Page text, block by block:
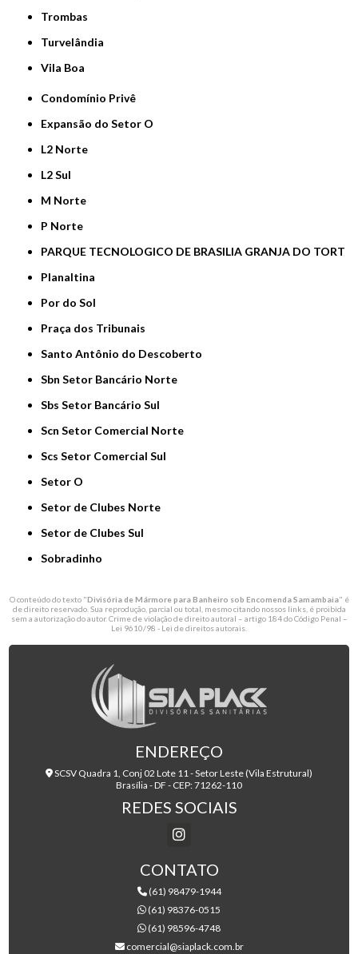
Trombas
Turvelândia
Vila Boa
Condomínio Privê
Expansão do Setor O
L2 Norte
L2 Sul
M Norte
P Norte
PARQUE TECNOLOGICO DE BRASILIA GRANJA DO TORT
Planaltina
Por do Sol
Praça dos Tribunais
Santo Antônio do Descoberto
Sbn Setor Bancário Norte
Sbs Setor Bancário Sul
Scn Setor Comercial Norte
Scs Setor Comercial Sul
Setor O
Setor de Clubes Norte
Setor de Clubes Sul
Sobradinho
O conteúdo do texto "Divisória de Mármore para Banheiro sob Encomenda Samambaia" é
de direito reservado. Sua reprodução, parcial ou total, mesmo citando nossos links, é proibida
sem a autorização do autor. Crime de violação de direito autoral – artigo 184 do Código Penal –
Lei 9610/98 - Lei de direitos autorais
ENDEREÇO
SCSV Quadra 1, Conj 02 Lote 11 - Setor Leste (Vila Estrutural)
Brasília - DF - CEP: 71262-110
REDES SOCIAIS
CONTATO
(61) 98479-1944
(61) 98376-0515
(61) 98596-4748
comercial@siaplack.com.br